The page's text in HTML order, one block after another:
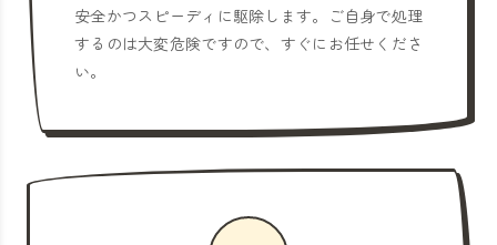
安全かつスピーディに駆除します。ご自身で処理
するのは大変危険ですので、すぐにお任せくださ
い。